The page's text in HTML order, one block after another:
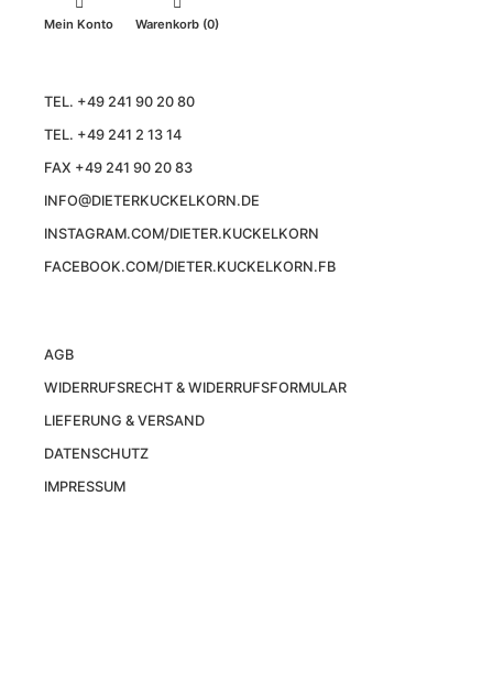
Mein Konto Warenkorb (0)
TEL. +49 241 90 20 80
TEL. +49 241 2 13 14
FAX +49 241 90 20 83
INFO@DIETERKUCKELKORN.DE
INSTAGRAM.COM/DIETER.KUCKELKORN
FACEBOOK.COM/DIETER.KUCKELKORN.FB
AGB
WIDERRUFSRECHT & WIDERRUFSFORMULAR
LIEFERUNG & VERSAND
DATENSCHUTZ
IMPRESSUM